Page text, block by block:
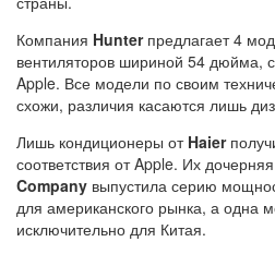
Компания Hunterпредлагает 4
вентиляторов шириной 54 дюйма,
Apple. Все модели по своим
схожи, различия касаются лишь
Лишь кондиционеры от Haier
соответствия от Apple. Их
Company выпустила серию
для американского рынка, а одна
исключительно для Китая.